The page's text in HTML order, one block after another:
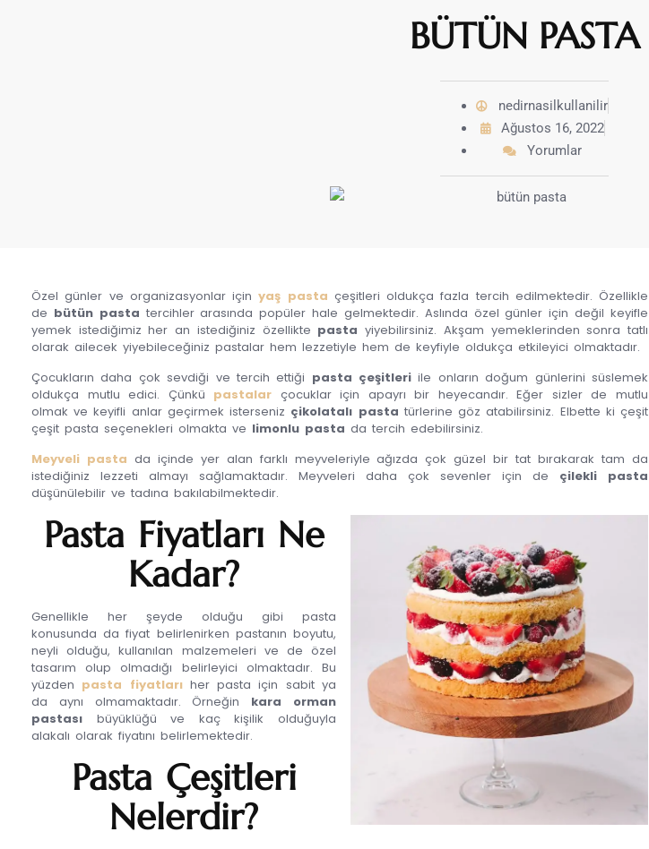
BÜTÜN PASTA
nedirnasilkullanilir
Ağustos 16, 2022
Yorumlar
Özel günler ve organizasyonlar içinyaş pasta çeşitleri oldukça fazla tercih edilmektedir. Özellikle
de bütün pasta tercihler arasında popüler hale gelmektedir. Aslında özel günler için değil keyifle
yemek istediğimiz her an istediğiniz özellikte pasta yiyebilirsiniz. Akşam yemeklerinden sonra tatlı
olarak ailecek yiyebileceğiniz pastalar hem lezzetiyle hem de keyfiyle oldukça etkileyici olmaktadır.
Çocukların daha çok sevdiği ve tercih ettiği pasta çeşitleri ile onların doğum günlerini süslemek
oldukça mutlu edici. Çünkü pastalar çocuklar için apayrı bir heyecandır. Eğer sizler de mutlu
olmak ve keyifli anlar geçirmek isterseniz çikolatalı pasta türlerine göz atabilirsiniz. Elbette ki çeşit
çeşit pasta seçenekleri olmakta ve limonlu pasta da tercih edebilirsiniz.
Meyveli pasta da içinde yer alan farklı meyveleriyle ağızda çok güzel bir tat bırakarak tam da
istediğiniz lezzeti almayı sağlamaktadır. Meyveleri daha çok sevenler için de çilekli pasta
düşünülebilir ve tadına bakılabilmektedir.
Pasta Fiyatları Ne
Kadar?
Genellikle her şeyde olduğu gibi pasta
konusunda da fiyat belirlenirken pastanın boyutu,
neyli olduğu, kullanılan malzemeleri ve de özel
tasarım olup olmadığı belirleyici olmaktadır. Bu
yüzden pasta fiyatlarıher pasta için sabit ya
da aynı olmamaktadır. Örneğin kara orman
pastası büyüklüğü ve kaç kişilik olduğuyla
alakalı olarak fiyatını belirlemektedir.
Pasta Çeşitleri
Nelerdir?